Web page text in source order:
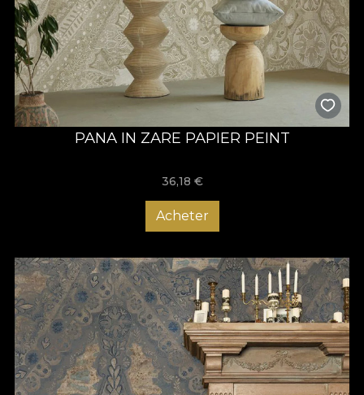
PANA IN ZARE PAPIER PEINT
36,18 €
Acheter